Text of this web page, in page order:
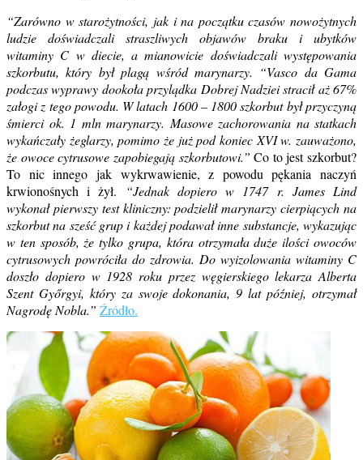
“Zarówno w starożytności, jak i na początku czasów nowożytnych
ludzie doświadczali straszliwych objawów braku i ubytków
witaminy C w diecie, a mianowicie doświadczali występowania
szkorbutu, który był plagą wśród marynarzy. “Vasco da Gama
podczas wyprawy dookoła przylądka Dobrej Nadziei stracił aż 67%
załogi z tego powodu. W latach 1600 – 1800 szkorbut był przyczyną
śmierci ok. 1 mln marynarzy. Masowe zachorowania na statkach
wykańczały żeglarzy, pomimo że już pod koniec XVI w. zauważono,
że owoce cytrusowe zapobiegają szkorbutowi.” Co to jest szkorbut?
To nic innego jak wykrwawienie, z powodu pękania naczyń
krwionośnych i żył.
“Jednak dopiero w 1747 r. James Lind
wykonał pierwszy test kliniczny: podzielił marynarzy cierpiących na
szkorbut na sześć grup i każdej podawał inne substancje, wykazując
w ten sposób, że tylko grupa, która otrzymała duże ilości owoców
cytrusowych powróciła do zdrowia. Do wyizolowania witaminy C
doszło dopiero w 1928 roku przez węgierskiego lekarza Alberta
Szent Győrgyi, który za swoje dokonania, 9 lat później, otrzymał
Nagrodę Nobla.” Źródło.